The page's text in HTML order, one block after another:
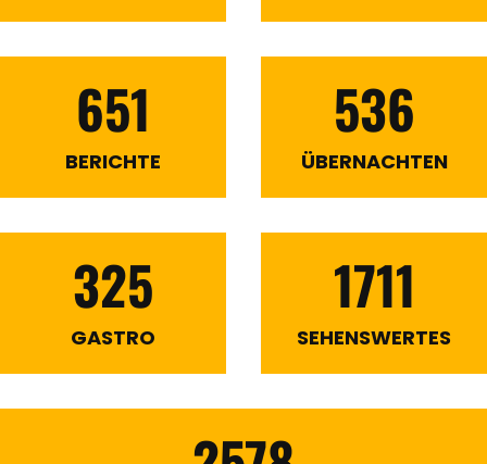
651
BERICHTE
536
ÜBERNACHTEN
325
GASTRO
1711
SEHENSWERTES